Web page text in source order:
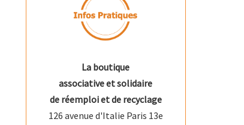
La boutique
associative et solidaire
de réemploi et de recyclage
126 avenue d'Italie Paris 13e